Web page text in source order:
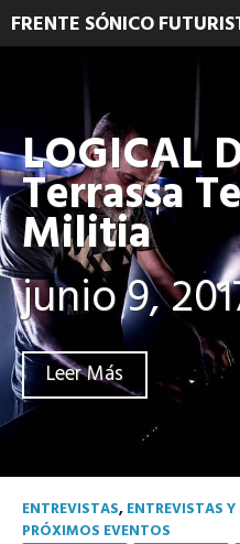
FRENTE SÓNICO
LOGICAL
Terrassa
Militia
junio 9,
Leer Más
ENTREVISTAS,ENTREVISTAS Y
PRÓXIMOS EVENTOS